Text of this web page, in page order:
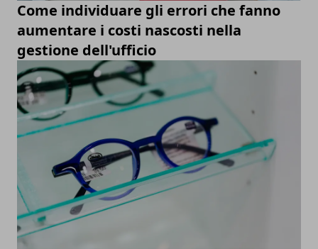
Come individuare gli errori che fanno
aumentare i costi nascosti nella
gestione dell'ufficio